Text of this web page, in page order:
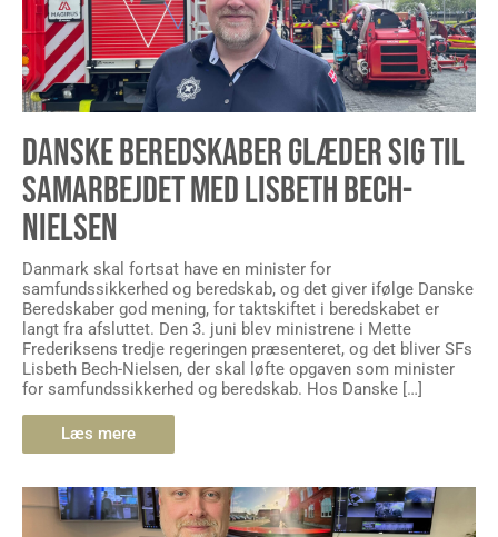
DANSKE BEREDSKABER GLÆDER SIG TIL
SAMARBEJDET MED LISBETH BECH-
NIELSEN
Danmark skal fortsat have en minister for
samfundssikkerhed og beredskab, og det giver ifølge Danske
Beredskaber god mening, for taktskiftet i beredskabet er
langt fra afsluttet. Den 3. juni blev ministrene i Mette
Frederiksens tredje regeringen præsenteret, og det bliver SFs
Lisbeth Bech-Nielsen, der skal løfte opgaven som minister
for samfundssikkerhed og beredskab. Hos Danske […]
Læs mere